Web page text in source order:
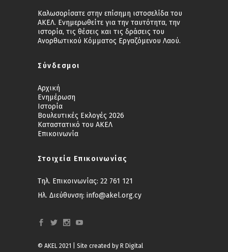
Καλωσορίσατε στην επίσημη ιστοσελίδα του
ΑΚΕΛ. Ενημερωθείτε για την ταυτότητα, την
ιστορία, τις θέσεις και τις δράσεις του
Ανορθωτικού Κόμματος Εργαζόμενου Λαού.
Σύνδεσμοι
Αρχική
Ενημέρωση
Ιστορία
Βουλευτικές Εκλογές 2026
Καταστατικό του ΑΚΕΛ
Επικοινωνία
Στοιχεία Επικοινωνίας
Τηλ. Επικοινωνίας: 22 761 121
Ηλ. Διεύθυνση: info@akel.org.cy
© AKEL 2021 | Site created by R Digital